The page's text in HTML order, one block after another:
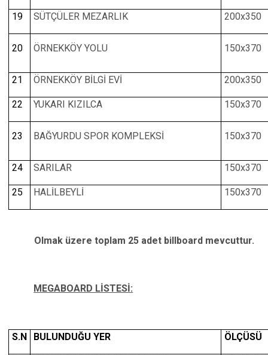
19 SÜTÇÜLER MEZARLIK 200x350
20 ÖRNEKKÖY YOLU 150x370
21 ÖRNEKKÖY BİLGİ EVİ 200x350
22 YUKARI KIZILCA 150x370
23 BAĞYURDU SPOR KOMPLEKSİ 150x370
24 SARILAR 150x370
25 HALİLBEYLİ 150x370
Olmak üzere toplam 25 adet billboard mevcuttur.
MEGABOARD LİSTESİ:
S.N BULUNDUĞU YER ÖLÇÜSÜ